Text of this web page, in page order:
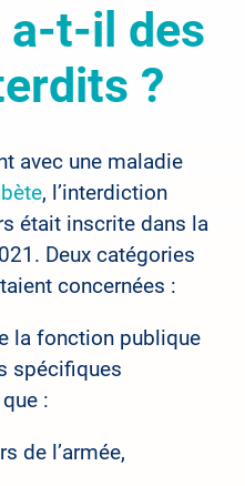
a-t-il des
?
avec une maladie
, l’interdiction
était inscrite dans la
Deux catégories
concernées :
la fonction publique
spécifiques
:
de l’armée,